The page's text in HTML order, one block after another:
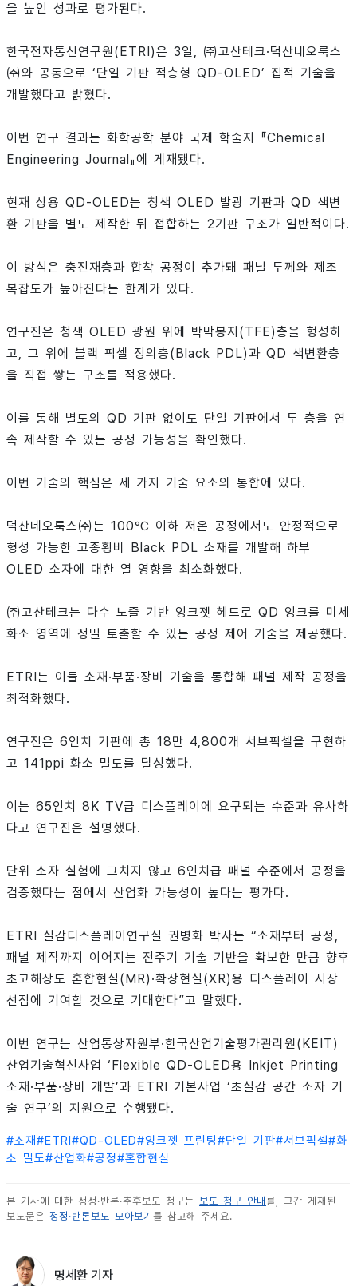
을 높인 성과로 평가된다.
한국전자통신연구원(ETRI)은 3일, ㈜고산테크·덕산네오룩스
㈜와 공동으로 ‘단일 기판 적층형 QD-OLED’ 집적 기술을
개발했다고 밝혔다.
이번 연구 결과는 화학공학 분야 국제 학술지 『Chemical
Engineering Journal』에 게재됐다.
현재 상용 QD-OLED는 청색 OLED 발광 기판과 QD 색변
환 기판을 별도 제작한 뒤 접합하는 2기판 구조가 일반적이다.
이 방식은 충진재층과 합착 공정이 추가돼 패널 두께와 제조
복잡도가 높아진다는 한계가 있다.
연구진은 청색 OLED 광원 위에 박막봉지(TFE)층을 형성하
고, 그 위에 블랙 픽셀 정의층(Black PDL)과 QD 색변환층
을 직접 쌓는 구조를 적용했다.
이를 통해 별도의 QD 기판 없이도 단일 기판에서 두 층을 연
속 제작할 수 있는 공정 가능성을 확인했다.
이번 기술의 핵심은 세 가지 기술 요소의 통합에 있다.
덕산네오룩스㈜는 100℃ 이하 저온 공정에서도 안정적으로
형성 가능한 고종횡비 Black PDL 소재를 개발해 하부
OLED 소자에 대한 열 영향을 최소화했다.
㈜고산테크는 다수 노즐 기반 잉크젯 헤드로 QD 잉크를 미세
화소 영역에 정밀 토출할 수 있는 공정 제어 기술을 제공했다.
ETRI는 이들 소재·부품·장비 기술을 통합해 패널 제작 공정을
최적화했다.
연구진은 6인치 기판에 총 18만 4,800개 서브픽셀을 구현하
고 141ppi 화소 밀도를 달성했다.
이는 65인치 8K TV급 디스플레이에 요구되는 수준과 유사하
다고 연구진은 설명했다.
단위 소자 실험에 그치지 않고 6인치급 패널 수준에서 공정을
검증했다는 점에서 산업화 가능성이 높다는 평가다.
ETRI 실감디스플레이연구실 권병화 박사는 “소재부터 공정,
패널 제작까지 이어지는 전주기 기술 기반을 확보한 만큼 향후
초고해상도 혼합현실(MR)·확장현실(XR)용 디스플레이 시장
선점에 기여할 것으로 기대한다”고 말했다.
이번 연구는 산업통상자원부·한국산업기술평가관리원(KEIT)
산업기술혁신사업 ‘Flexible QD-OLED용 Inkjet Printing
소재·부품·장비 개발’과 ETRI 기본사업 ‘초실감 공간 소자 기
술 연구’의 지원으로 수행됐다.
#소재#ETRI #QD-OLED#잉크젯 프린팅#단일 기판#서브픽셀#화
소 밀도#산업화#공정#혼합현실
본 기사에 대한 정정·반론·추후보도 청구는 보도 청구 안내 를, 그간 게재된
보도문은 정정·반론보도 모아보기 를 참고해 주세요.
명세환 기자